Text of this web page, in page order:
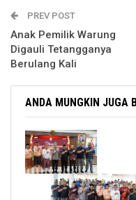
PREV POST
Anak Pemilik Warung
Digauli Tetangganya
Berulang Kali
ANDA MUNGKIN JUGA